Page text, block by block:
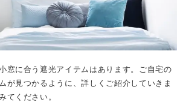
窓に合う遮光アイテムはあります。
ご自宅の
が見つかるように、詳しくご紹介していきま
てください。